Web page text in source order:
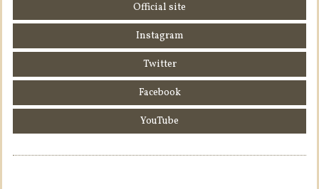
Official site
Instagram
Twitter
Facebook
YouTube